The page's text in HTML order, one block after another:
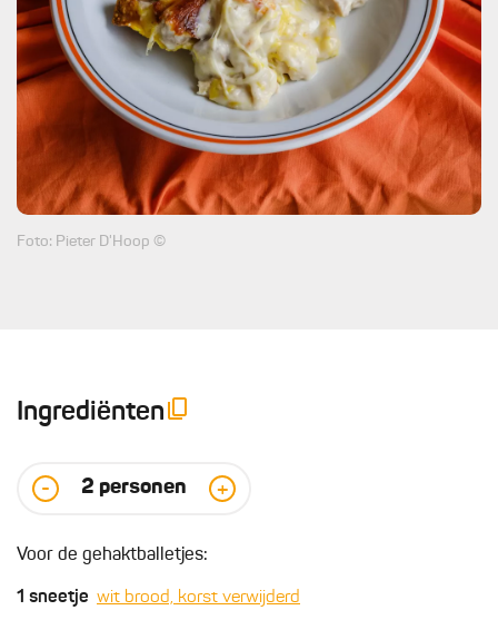
Foto: Pieter D'Hoop ©
Ingrediënten
- 2 personen +
Voor de gehaktballetjes:
1 sneetje wit brood, korst verwijderd